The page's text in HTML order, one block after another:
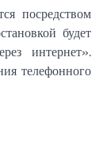
посредством
будет
интернет».
телефонного